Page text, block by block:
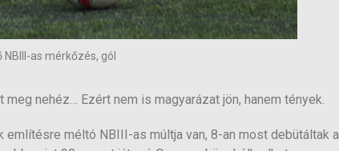
NBIII-as mérkőzés, gól
nehéz… Ezért nem is magyarázat jön, hanem tények.
méltó NBIII-as múltja van, 8-an most debütáltak a